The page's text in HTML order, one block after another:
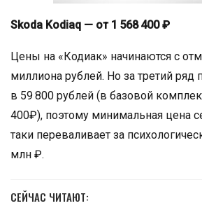
Skoda Kodiaq — от 1 568 400 ₽
Цены на «Кодиак» начинаются с
миллиона рублей. Но за третий ряд
в 59 800 рублей (в базовой
400₽), поэтому минимальная цена
таки переваливает за
млн ₽.
СЕЙЧАС ЧИТАЮТ: